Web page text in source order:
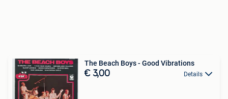
The Beach Boys - Good Vibrations
€ 3,00 Details